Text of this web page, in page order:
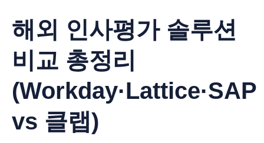
해외 인사평가 솔루션
비교 총정리
(Workday·Lattice·SAP
vs 클랩)